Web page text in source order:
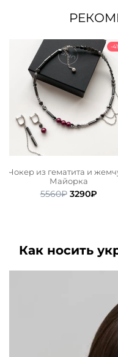
-
Чокер из гематита и
Майорка
5560₽ 3290₽
Как носить